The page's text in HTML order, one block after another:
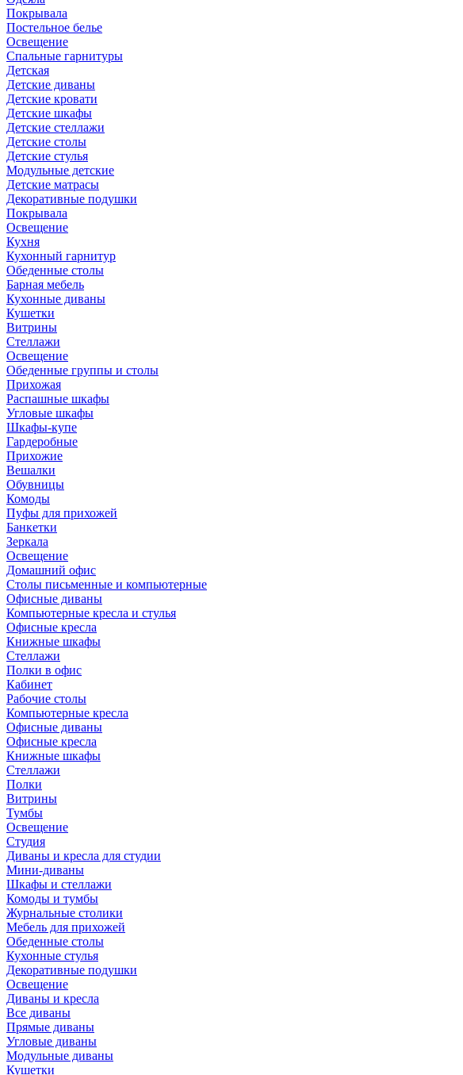
Покрывала
Постельное белье
Освещение
Спальные гарнитуры
Детская
Детские диваны
Детские кровати
Детские шкафы
Детские стеллажи
Детские столы
Детские стулья
Модульные детские
Детские матрасы
Декоративные подушки
Покрывала
Освещение
Кухня
Кухонный гарнитур
Обеденные столы
Барная мебель
Кухонные диваны
Кушетки
Витрины
Стеллажи
Освещение
Обеденные группы и столы
Прихожая
Распашные шкафы
Угловые шкафы
Шкафы-купе
Гардеробные
Прихожие
Вешалки
Обувницы
Комоды
Пуфы для прихожей
Банкетки
Зеркала
Освещение
Домашний офис
Столы письменные и компьютерные
Офисные диваны
Компьютерные кресла и стулья
Офисные кресла
Книжные шкафы
Стеллажи
Полки в офис
Кабинет
Рабочие столы
Компьютерные кресла
Офисные диваны
Офисные кресла
Книжные шкафы
Стеллажи
Полки
Витрины
Тумбы
Освещение
Студия
Диваны и кресла для студии
Мини-диваны
Шкафы и стеллажи
Комоды и тумбы
Журнальные столики
Мебель для прихожей
Обеденные столы
Кухонные стулья
Декоративные подушки
Освещение
Диваны и кресла
Все диваны
Прямые диваны
Угловые диваны
Модульные диваны
Кушетки